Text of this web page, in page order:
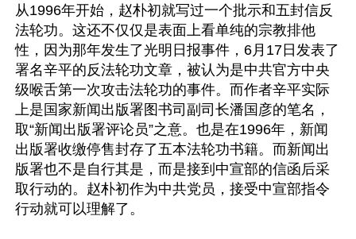
从1996年开始，赵朴初就写过一个批示和五封信反
法轮功。这还不仅仅是表面上看单纯的宗教排他
性，因为那年发生了光明日报事件，6月17日发表了
署名辛平的反法轮功文章，被认为是中共官方中央
级喉舌第一次攻击法轮功的事件。而作者辛平实际
上是国家新闻出版署图书司副司长潘国彦的笔名，
取“新闻出版署评论员”之意。也是在1996年，新闻
出版署收缴停售封存了五本法轮功书籍。而新闻出
版署也不是自行其是，而是接到中宣部的信函后采
取行动的。赵朴初作为中共党员，接受中宣部指令
行动就可以理解了。